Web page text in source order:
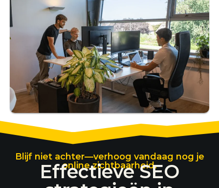
Blijf niet achter—verhoog vandaag nog je
online zichtbaarheid.
Effectieve SEO